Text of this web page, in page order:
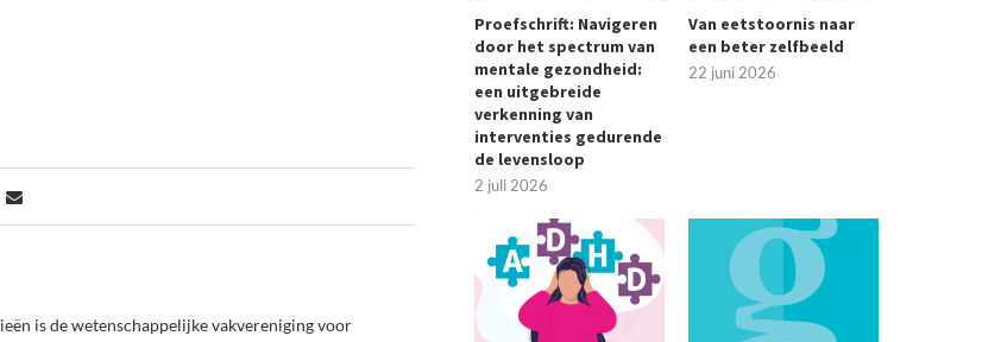
is de wetenschappelijke vakvereniging voor
Proefschrift: Navigeren
door het spectrum van
mentale gezondheid:
een uitgebreide
verkenning van
interventies gedurende
de levensloop
2 juli 2026
Van eetstoornis naar
een beter zelfbeeld
22 juni 2026